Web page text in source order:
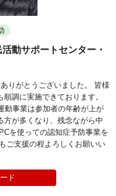
動サポートセンター・
りがとうございました。 皆様
調に実施できております。
動事業は参加者の年齢が上が
方が多くなり、残念ながら中
を使っての認知症予防事業を
ご支援の程よろしくお願いい
ド